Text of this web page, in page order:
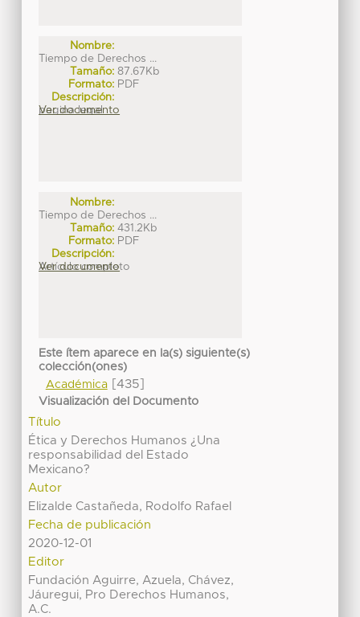
Nombre:
Tiempo de Derechos ...
Tamaño: 87.67Kb
Formato: PDF
Descripción:
pagina legal
Ver documento
Nombre:
Tiempo de Derechos ...
Tamaño: 431.2Kb
Formato: PDF
Descripción:
Artículo completo
Ver documento
Este ítem aparece en la(s) siguiente(s)
colección(ones)
Académica[435]
Visualización del Documento
Título
Ética y Derechos Humanos ¿Una
responsabilidad del Estado
Mexicano?
Autor
Elizalde Castañeda, Rodolfo Rafael
Fecha de publicación
2020-12-01
Editor
Fundación Aguirre, Azuela, Chávez,
Jáuregui, Pro Derechos Humanos,
A.C.